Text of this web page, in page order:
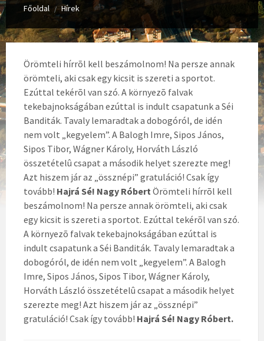
Főoldal / Hírek
Örömteli hírrõl kell beszámolnom! Na persze annak
örömteli, aki csak egy kicsit is szereti a sportot.
Ezúttal tekérõl van szó. A környezõ falvak
tekebajnokságában ezúttal is indult csapatunk a Séi
Banditák. Tavaly lemaradtak a dobogóról, de idén
nem volt „kegyelem”. A Balogh Imre, Sipos János,
Sipos Tibor, Wágner Károly, Horváth László
összetételû csapat a második helyet szerezte meg!
Azt hiszem jár az „össznépi” gratuláció! Csak így
tovább! Hajrá Sé! Nagy Róbert Örömteli hírrõl kell
beszámolnom! Na persze annak örömteli, aki csak
egy kicsit is szereti a sportot. Ezúttal tekérõl van szó.
A környezõ falvak tekebajnokságában ezúttal is
indult csapatunk a Séi Banditák. Tavaly lemaradtak a
dobogóról, de idén nem volt „kegyelem”. A Balogh
Imre, Sipos János, Sipos Tibor, Wágner Károly,
Horváth László összetételû csapat a második helyet
szerezte meg! Azt hiszem jár az „össznépi”
gratuláció! Csak így tovább! Hajrá Sé! Nagy Róbert.